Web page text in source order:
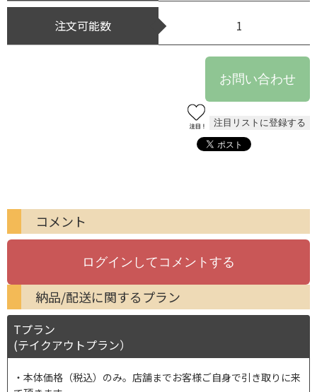
注文可能数 1
コメント
納品/配送に関するプラン
Tプラン
(テイクアウトプラン）
本体価格（税込）のみ。店舗までお客様ご自身で引き取りに来